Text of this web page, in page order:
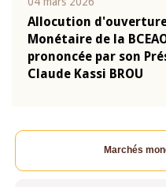
Allocution
Monétaire de la
prononcée par son
Claude Kassi BROU
Marchés